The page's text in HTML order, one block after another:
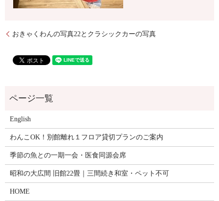
おきゃくわんの写真22とクラシックカーの写真
English
わんこOK！別館離れ１フロア貸切プランのご案内
季節の魚との一期一会・医食同源会席
昭和の大広間 旧館22畳｜三間続き和室・ペット不可
HOME